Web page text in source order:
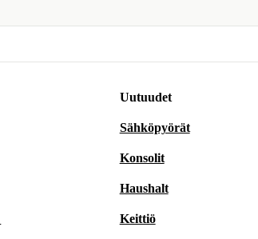
Uutuudet
Sähköpyörät
Konsolit
Haushalt
Keittiö